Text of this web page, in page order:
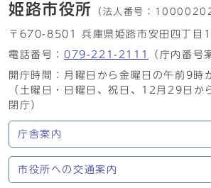
姫路市役所 （法人番号：
〒670-8501 兵庫県姫路市安田四丁目1
電話番号： 079-221-2111
（庁内番号
開庁時間：月曜日から金曜日の午前9時
（土曜日・日曜日、祝日、12月29日か
閉庁）
庁舎案内
市役所への交通案内